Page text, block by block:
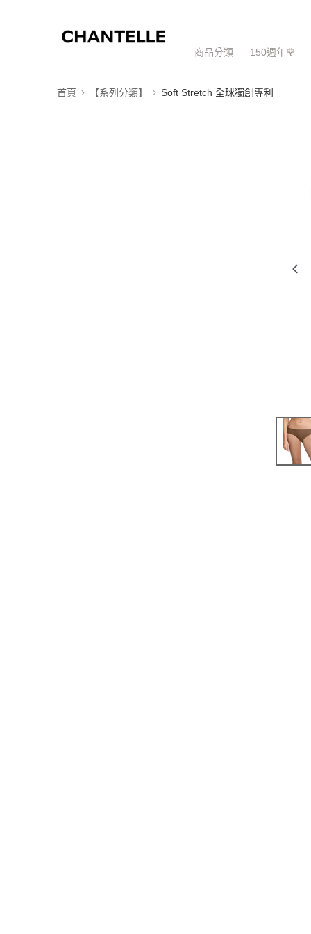
商品分類 150週年🌹
首頁 【系列分類】 Soft Stretch 全球獨創專利